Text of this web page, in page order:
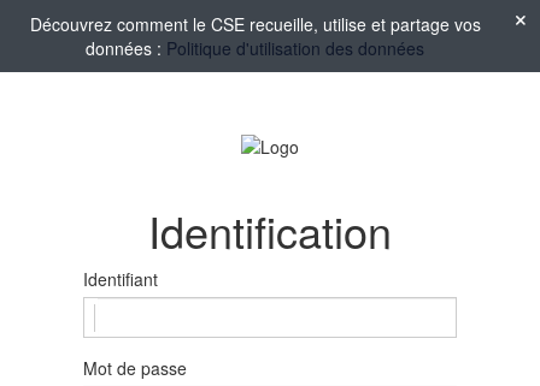
Découvrez comment le CSE recueille, utilise et partage vos
données : Politique d'utilisation des données
Identification
Identifiant
Mot de passe